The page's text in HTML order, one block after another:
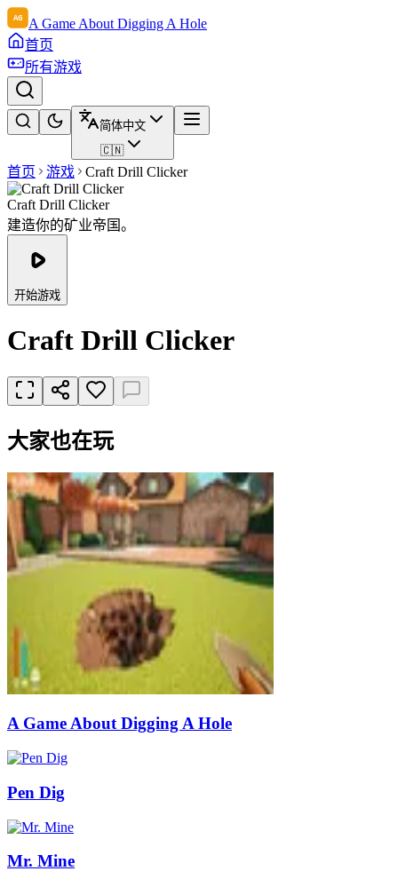
A Game About Digging A Hole
首页
所有游戏
简体中文
🇨🇳
首页 游戏 Craft Drill Clicker
Craft Drill Clicker
建造你的矿业帝国。
开始游戏
Craft Drill Clicker
大家也在玩
A Game About Digging A Hole
Pen Dig
Mr. Mine